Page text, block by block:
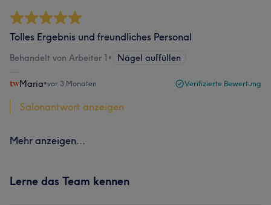
Tolles Ergebnis und freundliches Personal
Behandelt von Arbeiter 1 • Nägel auffüllen
Maria•vor 3 Monaten Verifizierte Bewertung
Salonantwort anzeigen
Mehr anzeigen...
Lerne das Team kennen